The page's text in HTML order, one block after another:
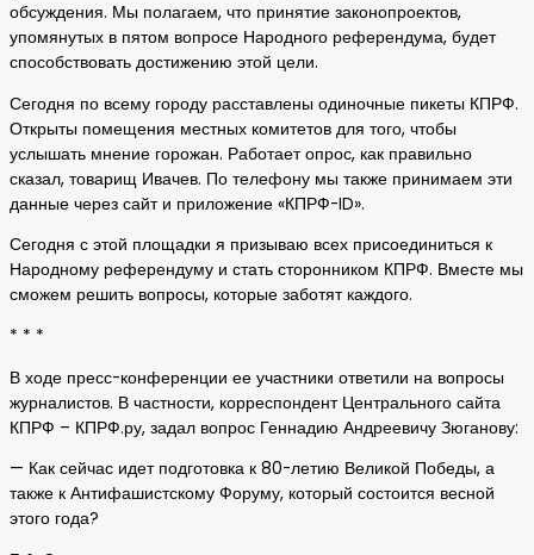
обсуждения. Мы полагаем, что принятие законопроектов,
упомянутых в пятом вопросе Народного референдума, будет
способствовать достижению этой цели.
Сегодня по всему городу расставлены одиночные пикеты КПРФ.
Открыты помещения местных комитетов для того, чтобы
услышать мнение горожан. Работает опрос, как правильно
сказал, товарищ Ивачев. По телефону мы также принимаем эти
данные через сайт и приложение «КПРФ-ID».
Сегодня с этой площадки я призываю всех присоединиться к
Народному референдуму и стать сторонником КПРФ. Вместе мы
сможем решить вопросы, которые заботят каждого.
* * *
В ходе пресс-конференции ее участники ответили на вопросы
журналистов. В частности, корреспондент Центрального сайта
КПРФ – КПРФ.ру, задал вопрос Геннадию Андреевичу Зюганову:
— Как сейчас идет подготовка к 80-летию Великой Победы, а
также к Антифашистскому Форуму, который состоится весной
этого года?